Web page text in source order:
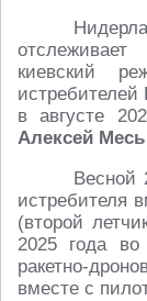
киевский
в августе
Алексей Месь
Весной
истребителя
(второй
2025 года во
ракетно-
вместе с